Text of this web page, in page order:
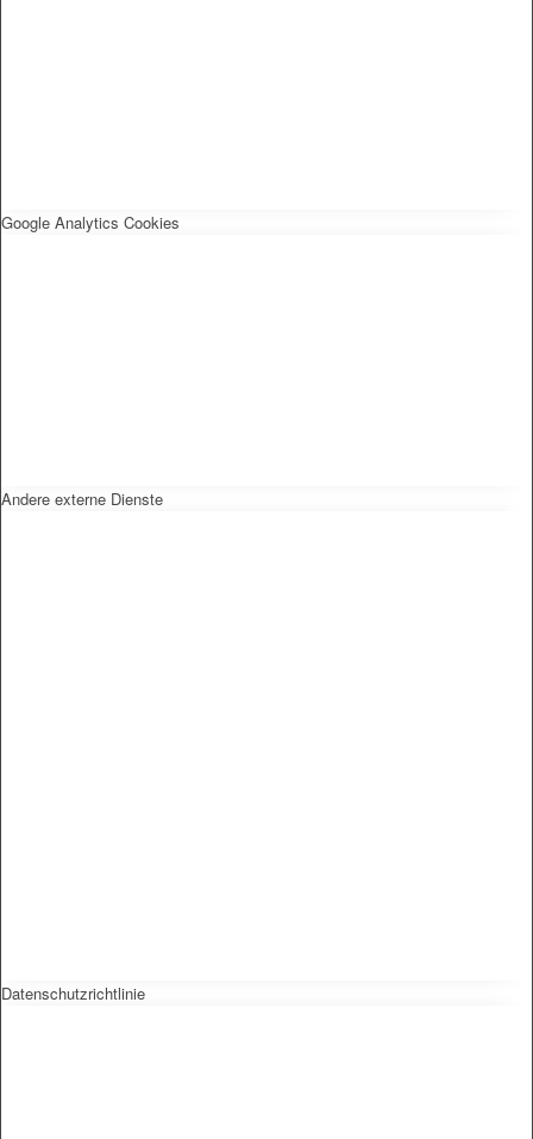
Google Analytics Cookies
Andere externe Dienste
Datenschutzrichtlinie